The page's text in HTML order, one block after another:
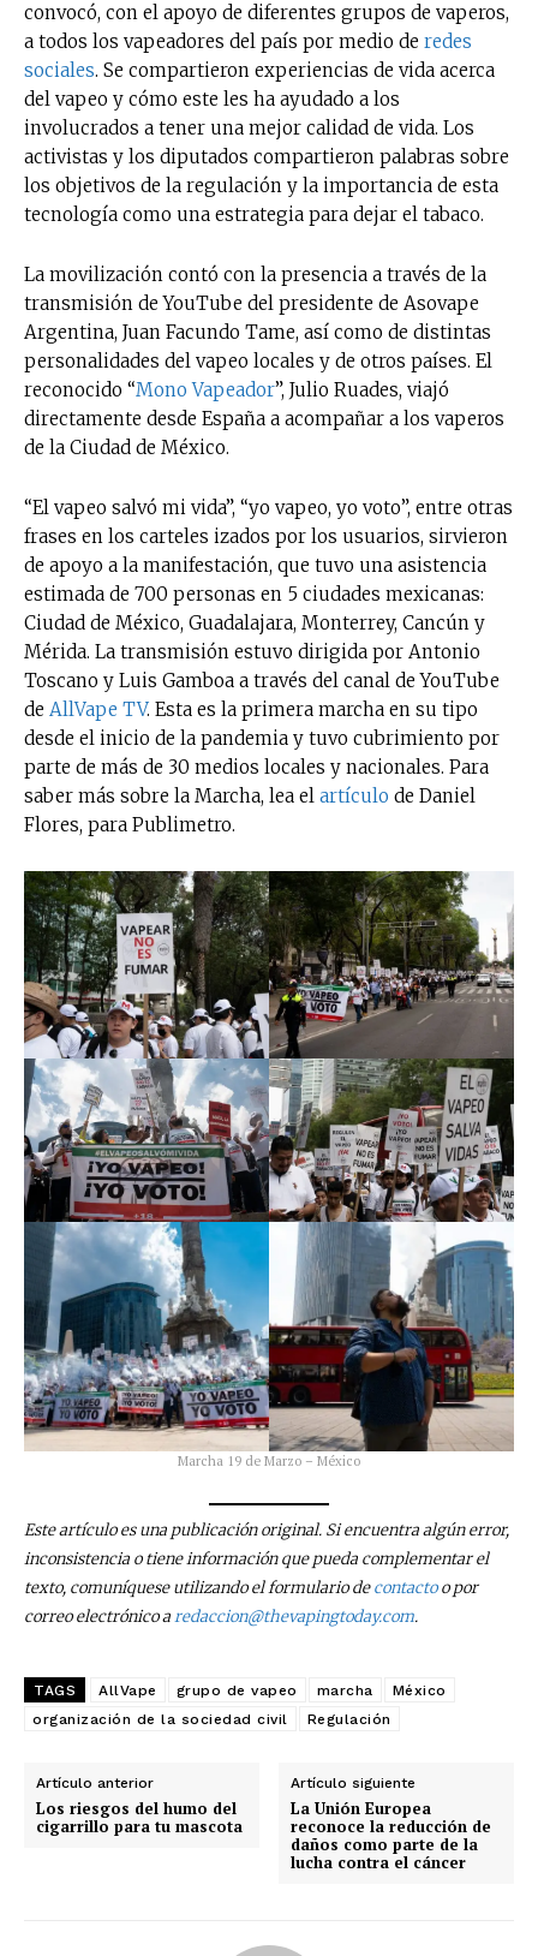
No te pierdas de las
últimas noticias
Suscríbete a nuestro boletín diario y
recibe todas las noticias del vapeo y la
reducción de daños en tu correo
electrónico.
Subscribe to our daily clipping and
receive all the news of vaping and
tobacco harm reduction in your email.
SUBSCRIBIRSE
convocó, con el apoyo de diferentes grupos de vaperos,
a todos los vapeadores del país por medio de redes
sociales. Se compartieron experiencias de vida acerca
del vapeo y cómo este les ha ayudado a los
involucrados a tener una mejor calidad de vida. Los
activistas y los diputados compartieron palabras sobre
los objetivos de la regulación y la importancia de esta
tecnología como una estrategia para dejar el tabaco.
La movilización contó con la presencia a través de la
transmisión de YouTube del presidente de Asovape
Argentina, Juan Facundo Tame, así como de distintas
personalidades del vapeo locales y de otros países. El
reconocido “Mono Vapeador”, Julio Ruades, viajó
directamente desde España a acompañar a los vaperos
de la Ciudad de México.
“El vapeo salvó mi vida”, “yo vapeo, yo voto”, entre otras
frases en los carteles izados por los usuarios, sirvieron
de apoyo a la manifestación, que tuvo una asistencia
estimada de 700 personas en 5 ciudades mexicanas:
Ciudad de México, Guadalajara, Monterrey, Cancún y
Mérida. La transmisión estuvo dirigida por Antonio
Toscano y Luis Gamboa a través del canal de YouTube
de AllVape TV. Esta es la primera marcha en su tipo
desde el inicio de la pandemia y tuvo cubrimiento por
parte de más de 30 medios locales y nacionales. Para
saber más sobre la Marcha, lea el artículo de Daniel
Flores, para Publimetro.
Marcha 19 de Marzo – México
Este artículo es una publicación original. Si encuentra algún error,
inconsistencia o tiene información que pueda complementar el
texto, comuníquese utilizando el formulario decontactoo por
correo electrónico aredaccion@thevapingtoday.com.
TAGS AllVape grupo de vapeo marcha
México
organización de la sociedad civil
Regulación
Artículo anterior
Los riesgos del humo del
cigarrillo para tu mascota
Artículo siguiente
La Unión Europea
reconoce la reducción de
daños como parte de la
lucha contra el cáncer